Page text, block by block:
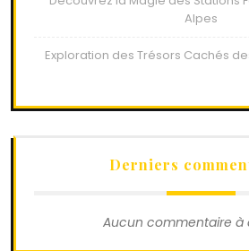
Alpes
Exploration des Trésors Cachés
Derniers
Aucun commentaire à